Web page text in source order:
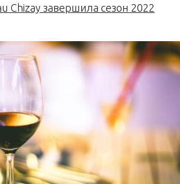
Chizay завершила сезон 2022